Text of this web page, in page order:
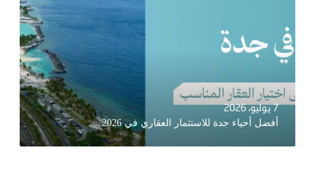
7 يوليو، 2026
أفضل أحياء جدة للاستثمار العقاري في 2026